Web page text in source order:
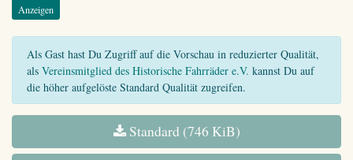
Anzeigen
Als Gast hast Du Zugriff auf die Vorschau in reduzierter Qualität,
als Vereinsmitglied des Historische Fahrräder e.V. kannst Du auf
die höher aufgelöste Standard Qualität zugreifen.
Standard (746 KiB)